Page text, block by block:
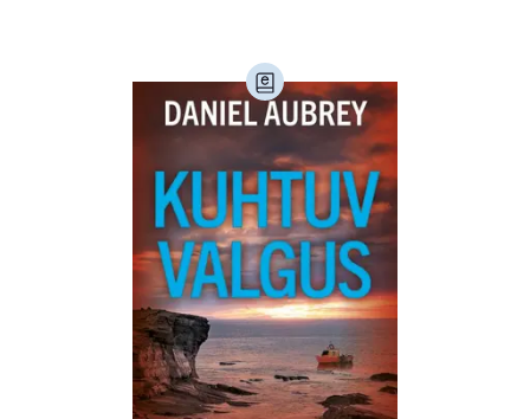
Maamajandus (24)
Majandus (34)
Perioodika (15)
Psühholoogia (184)
Rahandus (47)
Religioon (107)
Siseturvalisus (34)
Sport (52)
Tehnika (6)
Telekommunikatsioon (9)
Tervis (147)
Transport (8)